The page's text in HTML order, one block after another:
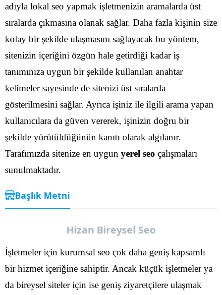
adıyla lokal seo yapmak işletmenizin aramalarda üst
sıralarda çıkmasına olanak sağlar. Daha fazla kişinin size
kolay bir şekilde ulaşmasını sağlayacak bu yöntem,
sitenizin içeriğini özgün hale getirdiği kadar iş
tanımınıza uygun bir şekilde kullanılan anahtar
kelimeler sayesinde de sitenizi üst sıralarda
gösterilmesini sağlar. Ayrıca işiniz ile ilgili arama yapan
kullanıcılara da güven vererek, işinizin doğru bir
şekilde yürütüldüğünün kanıtı olarak algılanır.
Tarafımızda sitenize en uygun yerel seo çalışmaları
sunulmaktadır.
Başlık Metni
Hizan Bireysel Seo
İşletmeler için kurumsal seo çok daha geniş kapsamlı
bir hizmet içeriğine sahiptir. Ancak küçük işletmeler ya
da bireysel siteler için ise geniş ziyaretçilere ulaşmak